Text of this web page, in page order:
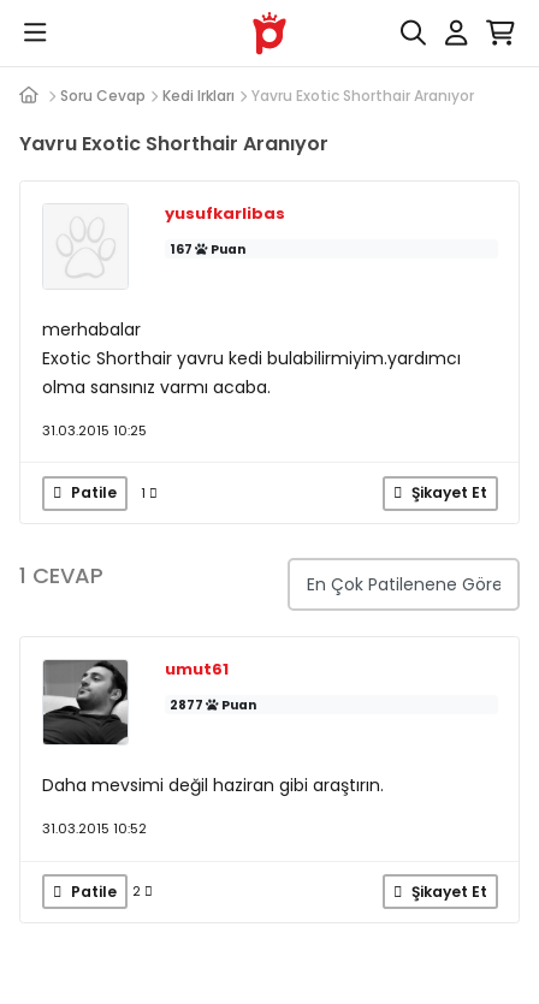
Soru Cevap Kedi Irkları Yavru Exotic Shorthair Aranıyor
Yavru Exotic Shorthair Aranıyor
yusufkarlibas
167 Puan
merhabalar
Exotic Shorthair yavru kedi bulabilirmiyim.yardımcı
olma sansınız varmı acaba.
31.03.2015 10:25
Patile 1 Şikayet Et
1 CEVAP
umut61
2877 Puan
Daha mevsimi değil haziran gibi araştırın.
31.03.2015 10:52
Patile 2 Şikayet Et